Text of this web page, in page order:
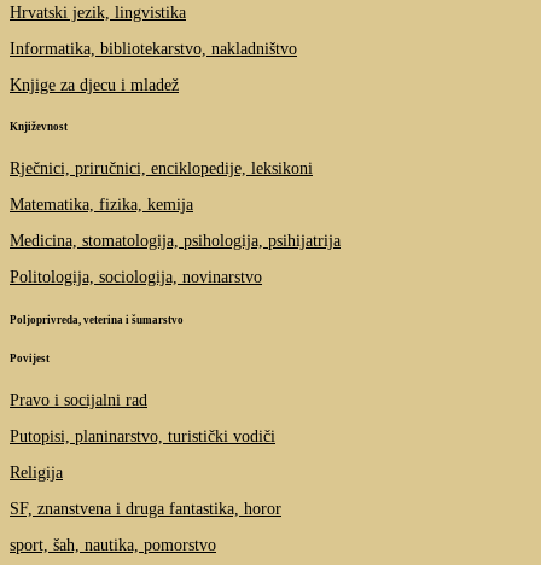
Hrvatski jezik, lingvistika
Informatika, bibliotekarstvo, nakladništvo
Knjige za djecu i mladež
Književnost
Rječnici, priručnici, enciklopedije, leksikoni
Matematika, fizika, kemija
Medicina, stomatologija, psihologija, psihijatrija
Politologija, sociologija, novinarstvo
Poljoprivreda, veterina i šumarstvo
Povijest
Pravo i socijalni rad
Putopisi, planinarstvo, turistički vodiči
Religija
SF, znanstvena i druga fantastika, horor
sport, šah, nautika, pomorstvo